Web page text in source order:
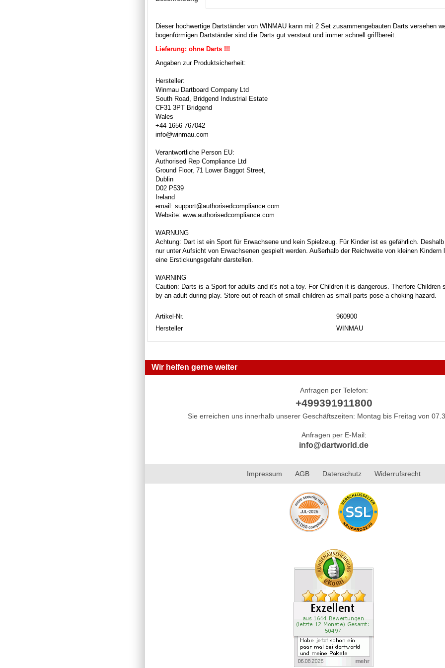
Dieser hochwertige Dartständer von WINMAU kann mit 2 Set zusammengebauten Darts versehen
bogenförmigen Dartständer sind die Darts gut verstaut und immer schnell griffbereit.
Lieferung: ohne Darts !!!
Angaben zur Produktsicherheit:
Hersteller:
Winmau Dartboard Company Ltd
South Road, Bridgend Industrial Estate
CF31 3PT Bridgend
Wales
+44 1656 767042
info@winmau.com
Verantwortliche Person EU:
Authorised Rep Compliance Ltd
Ground Floor, 71 Lower Baggot Street,
Dublin
D02 P539
Ireland
email: support@authorisedcompliance.com
Website: www.authorisedcompliance.com
WARNUNG
Achtung: Dart ist ein Sport für Erwachsene und kein Spielzeug. Für Kinder ist es gefährlich.
nur unter Aufsicht von Erwachsenen gespielt werden. Außerhalb der Reichweite von kleinen Kindern
eine Erstickungsgefahr darstellen.
WARNING
Caution: Darts is a Sport for adults and it's not a toy. For Children it is dangerous. Therfore Children
by an adult during play. Store out of reach of small children as small parts pose a choking hazard.
Artikel-Nr.
960900
Hersteller
WINMAU
Wir helfen gerne weiter
Anfragen per Telefon:
+499391911800
Sie erreichen uns innerhalb unserer Geschäftszeiten: Montag bis Freitag von
Anfragen per E-Mail:
info@dartworld.de
Impressum AGB Datenschutz Widerrufsrecht